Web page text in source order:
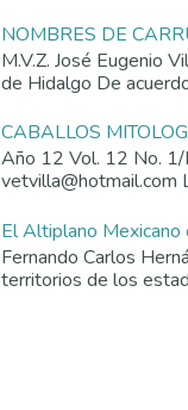
NOMBRES DE
M.V.Z. José Eugenio
de Hidalgo De
CABALLOS
Año 12 Vol. 12 No. 1/
vetvilla@hotmail.com
El Altiplano Mexicano
Fernando Carlos
territorios de los